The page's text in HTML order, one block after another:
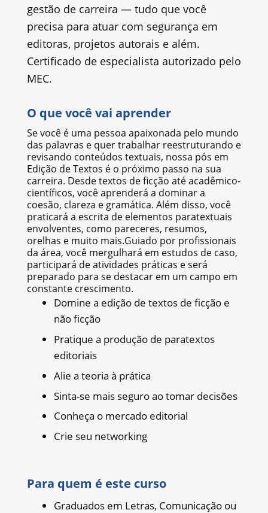
gestão de carreira — tudo que você
precisa para atuar com segurança em
editoras, projetos autorais e além.
Certificado de especialista autorizado pelo
MEC.
O que você vai aprender
Se você é uma pessoa apaixonada pelo mundo
das palavras e quer trabalhar reestruturando e
revisando conteúdos textuais, nossa pós em
Edição de Textos é o próximo passo na sua
carreira. Desde textos de ficção até acadêmico-
científicos, você aprenderá a dominar a
coesão, clareza e gramática. Além disso, você
praticará a escrita de elementos paratextuais
envolventes, como pareceres, resumos,
orelhas e muito mais.Guiado por profissionais
da área, você mergulhará em estudos de caso,
participará de atividades práticas e será
preparado para se destacar em um campo em
constante crescimento.
Domine a edição de textos de ficção e
não ficção
Pratique a produção de paratextos
editoriais
Alie a teoria à prática
Sinta-se mais seguro ao tomar decisões
Conheça o mercado editorial
Crie seu networking
Para quem é este curso
Graduados em Letras, Comunicação ou